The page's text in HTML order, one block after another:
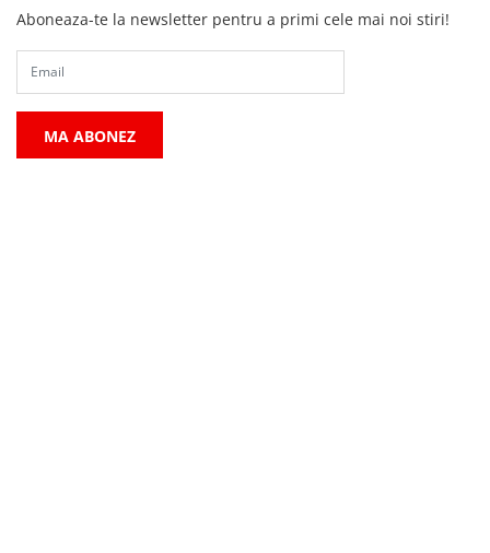
Aboneaza-te la newsletter pentru a primi cele mai noi stiri!
MA ABONEZ